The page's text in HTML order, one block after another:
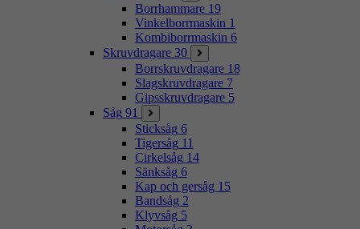
Borrhammare 19
Vinkelborrmaskin 1
Kombiborrmaskin 6
Skruvdragare 30
Borrskruvdragare 18
Slagskruvdragare 7
Gipsskruvdragare 5
Såg 91
Sticksåg 6
Tigersåg 11
Cirkelsåg 14
Sänksåg 6
Kap och gersåg 15
Bandsåg 2
Klyvsåg 5